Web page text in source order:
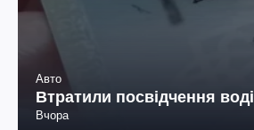
Авто
Втратили посвідчення
Вчора